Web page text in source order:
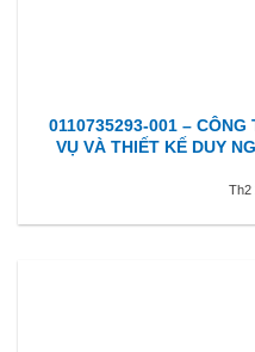
0110735293-001 –
VỤ VÀ THIẾT KẾ DUY
Th2